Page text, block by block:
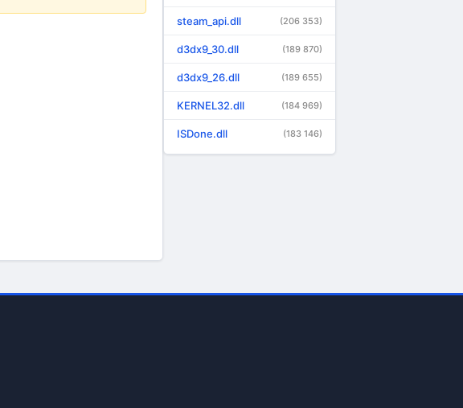
steam_api.dll (206 353)
d3dx9_30.dll (189 870)
d3dx9_26.dll (189 655)
KERNEL32.dll (184 969)
ISDone.dll (183 146)